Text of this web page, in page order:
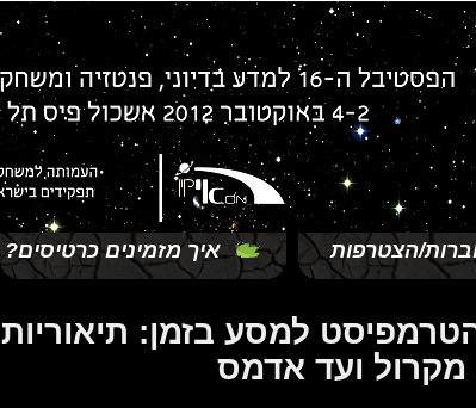
הצטרפות איך מזמינים כרטיסים?
למסע בזמן: תיאוריות
מקרול ועד אדמס